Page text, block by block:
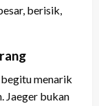
berisik,
begitu menarik
Jaeger bukan